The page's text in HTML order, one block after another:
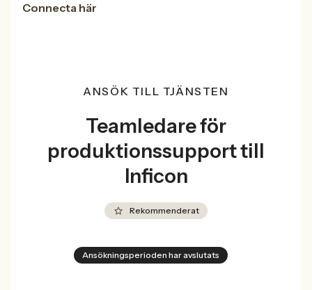
Connecta här
ANSÖK TILL TJÄNSTEN
Teamledare för
produktionssupport till
Inficon
Rekommenderat
Ansökningsperioden har avslutats